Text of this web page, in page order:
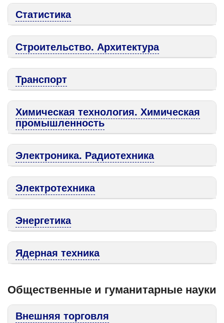
Статистика
Строительство. Архитектура
Транспорт
Химическая технология. Химическая
промышленность
Электроника. Радиотехника
Электротехника
Энергетика
Ядерная техника
Общественные и гуманитарные науки
Внешняя торговля